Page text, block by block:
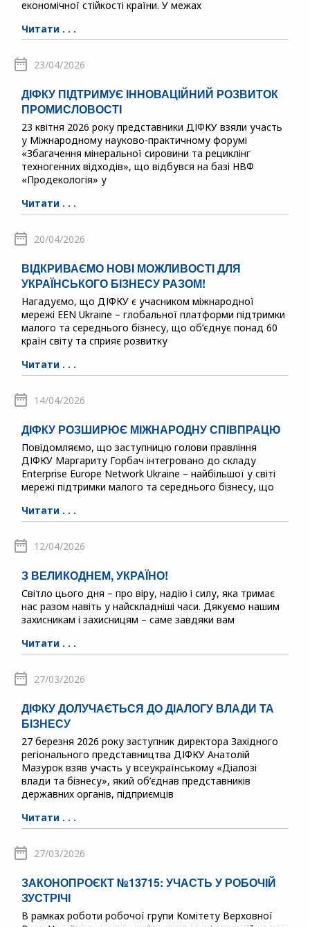
економічної стійкості країни. У межах
Читати . . .
23/04/2026
ДІФКУ ПІДТРИМУЄ ІННОВАЦІЙНИЙ РОЗВИТОК
ПРОМИСЛОВОСТІ
23 квітня 2026 року представники ДІФКУ взяли участь
у Міжнародному науково-практичному форумі
«Збагачення мінеральної сировини та рециклінг
техногенних відходів», що відбувся на базі НВФ
«Продекологія» у
Читати . . .
20/04/2026
ВІДКРИВАЄМО НОВІ МОЖЛИВОСТІ ДЛЯ
УКРАЇНСЬКОГО БІЗНЕСУ РАЗОМ!
Нагадуємо, що ДІФКУ є учасником міжнародної
мережі EEN Ukraine – глобальної платформи підтримки
малого та середнього бізнесу, що об’єднує понад 60
країн світу та сприяє розвитку
Читати . . .
14/04/2026
ДІФКУ РОЗШИРЮЄ МІЖНАРОДНУ СПІВПРАЦЮ
Повідомляємо, що заступницю голови правління
ДІФКУ Маргариту Горбач інтегровано до складу
Enterprise Europe Network Ukraine – найбільшої у світі
мережі підтримки малого та середнього бізнесу, що
Читати . . .
12/04/2026
З ВЕЛИКОДНЕМ, УКРАЇНО!
Світло цього дня – про віру, надію і силу, яка тримає
нас разом навіть у найскладніші часи. Дякуємо нашим
захисникам і захисницям – саме завдяки вам
Читати . . .
27/03/2026
ДІФКУ ДОЛУЧАЄТЬСЯ ДО ДІАЛОГУ ВЛАДИ ТА
БІЗНЕСУ
27 березня 2026 року заступник директора Західного
регіонального представництва ДІФКУ Анатолій
Мазурок взяв участь у всеукраїнському «Діалозі
влади та бізнесу», який об’єднав представників
державних органів, підприємців
Читати . . .
27/03/2026
ЗАКОНОПРОЄКТ №13715: УЧАСТЬ У РОБОЧІЙ
ЗУСТРІЧІ
В рамках роботи робочої групи Комітету Верховної